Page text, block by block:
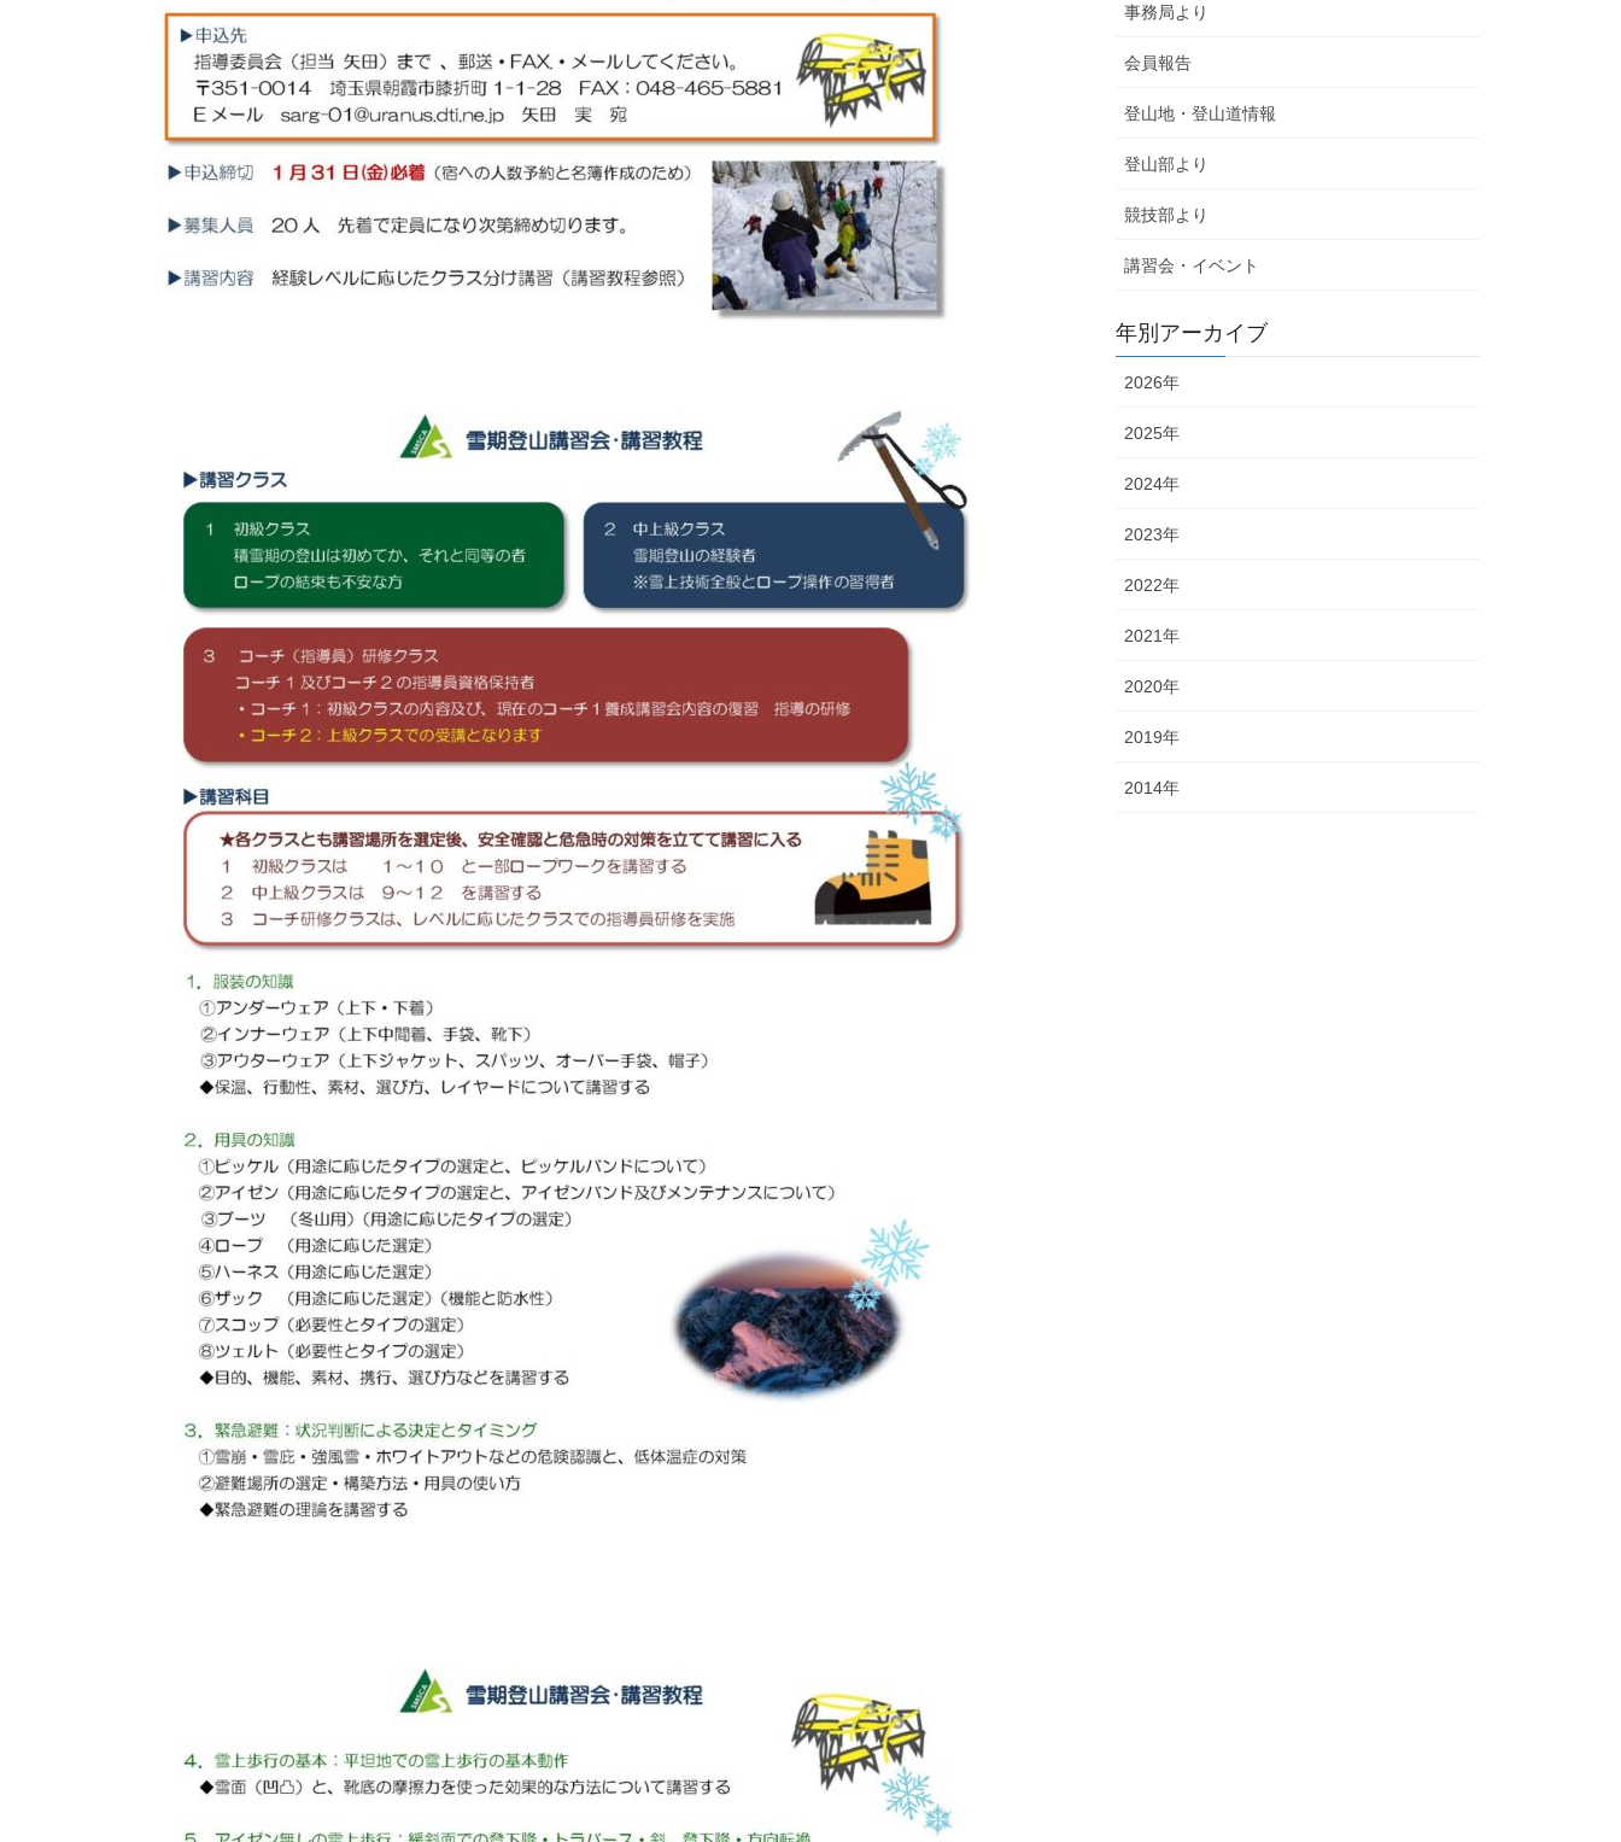
事務局より
会員報告
登山地・登山道情報
登山部より
競技部より
講習会・イベント
年別アーカイブ
2026年
2025年
2024年
2023年
2022年
2021年
2020年
2019年
2014年